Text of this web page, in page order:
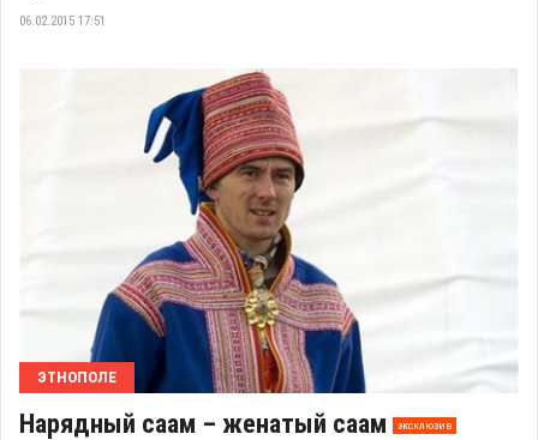
06.02.2015 17:51
ЭТНОПОЛЕ
Нарядный саам – женатый саам эксклюзив